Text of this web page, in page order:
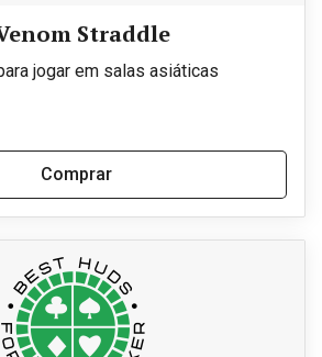
Straddle
jogar em salas asiáticas
Comprar